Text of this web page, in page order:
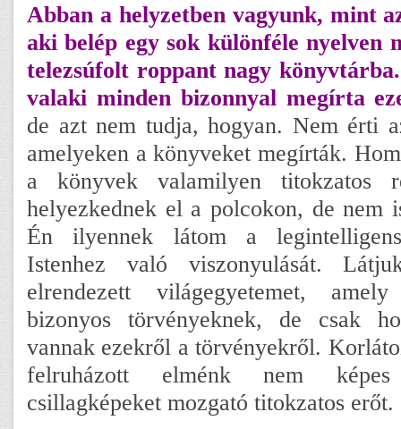
Abban a helyzetben vagyunk, mint
aki belép egy sok különféle nyelven
telezsúfolt roppant nagy
valaki minden bizonnyal megírta
de azt nem tudja, hogyan. Nem érti
amelyeken a könyveket megírták.
a könyvek valamilyen titokzatos
helyezkednek el a polcokon, de nem
Én ilyennek látom a
Istenhez való viszonyulását.
elrendezett világegyetemet, amely
bizonyos törvényeknek, de csak
vannak ezekről a törvényekről.
felruházott elménk nem
csillagképeket mozgató titokzatos erőt.